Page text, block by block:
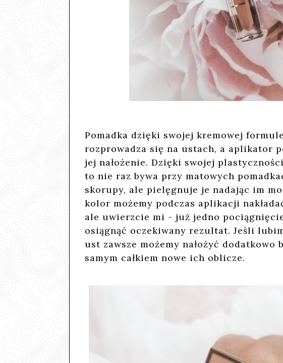
Pomadka dzięki swojej kremowej
rozprowadza się na ustach, a aplikator
jej nałożenie. Dzięki swojej
to nie raz bywa przy matowych
skorupy, ale pielęgnuje je nadając im
kolor możemy podczas aplikacji
ale uwierzcie mi - już jedno
osiągnąć oczekiwany rezultat. Jeśli
ust zawsze możemy nałożyć dodatkowo
samym całkiem nowe ich oblicze.